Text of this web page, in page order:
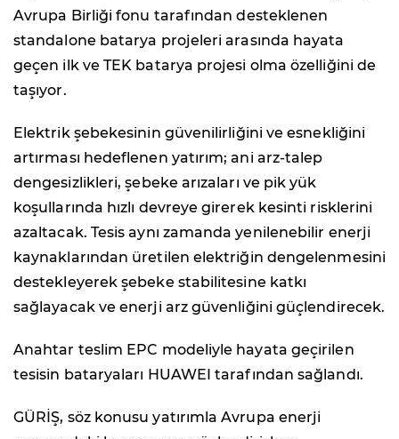
Avrupa Birliği fonu tarafından desteklenen
standalone batarya projeleri arasında hayata
geçen ilk ve TEK batarya projesi olma özelliğini de
taşıyor.
Elektrik şebekesinin güvenilirliğini ve esnekliğini
artırması hedeflenen yatırım; ani arz-talep
dengesizlikleri, şebeke arızaları ve pik yük
koşullarında hızlı devreye girerek kesinti risklerini
azaltacak. Tesis aynı zamanda yenilenebilir enerji
kaynaklarından üretilen elektriğin dengelenmesini
destekleyerek şebeke stabilitesine katkı
sağlayacak ve enerji arz güvenliğini güçlendirecek.
Anahtar teslim EPC modeliyle hayata geçirilen
tesisin bataryaları HUAWEI tarafından sağlandı.
GÜRİŞ, söz konusu yatırımla Avrupa enerji